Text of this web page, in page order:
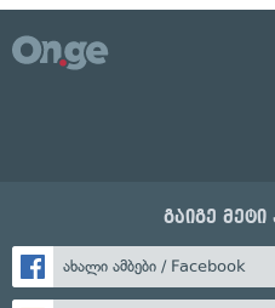
გაიგე
ახალი ამბები / Facebook